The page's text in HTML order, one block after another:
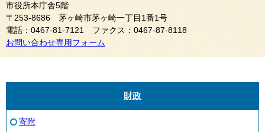
市役所本庁舎5階
〒253-8686 茅ヶ崎市茅ヶ崎一丁目1番1号
電話：0467-81-7121 ファクス：0467-87-8118
お問い合わせ専用フォーム
財政
寄附